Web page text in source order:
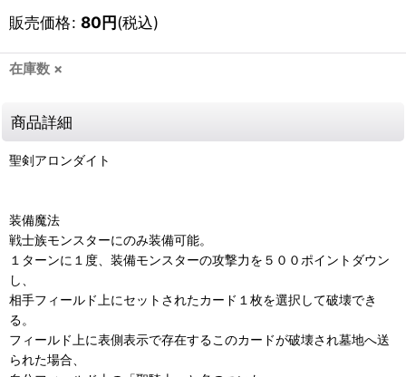
販売価格: 80円(税込)
在庫数 ×
商品詳細
聖剣アロンダイト
装備魔法
戦士族モンスターにのみ装備可能。
１ターンに１度、装備モンスターの攻撃力を５００ポイントダウン
し、
相手フィールド上にセットされたカード１枚を選択して破壊でき
る。
フィールド上に表側表示で存在するこのカードが破壊され墓地へ送
られた場合、